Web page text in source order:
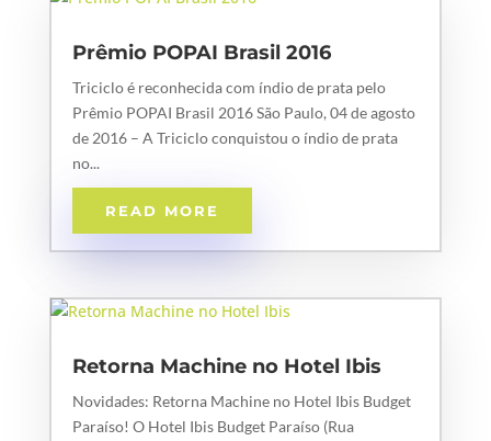
Prêmio POPAI Brasil 2016
Triciclo é reconhecida com índio de prata pelo
Prêmio POPAI Brasil 2016 São Paulo, 04 de agosto
de 2016 – A Triciclo conquistou o índio de prata
no...
READ MORE
Retorna Machine no Hotel Ibis
Novidades: Retorna Machine no Hotel Ibis Budget
Paraíso! O Hotel Ibis Budget Paraíso (Rua